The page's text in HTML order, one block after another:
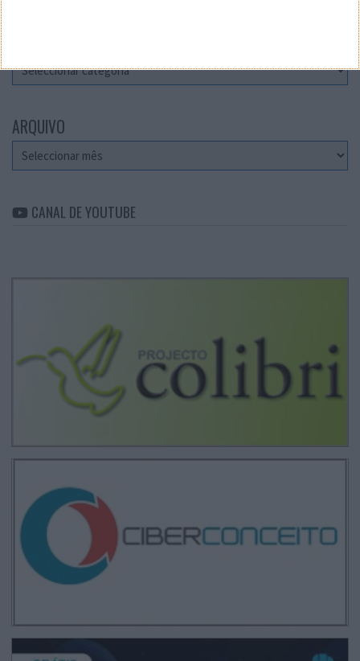
ARQUIVO
Arquivo
CANAL DE YOUTUBE